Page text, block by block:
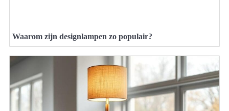
Waarom zijn designlampen zo populair?